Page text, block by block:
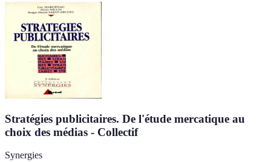
Stratégies publicitaires. De l'étude mercatique au
choix des médias - Collectif
Synergies